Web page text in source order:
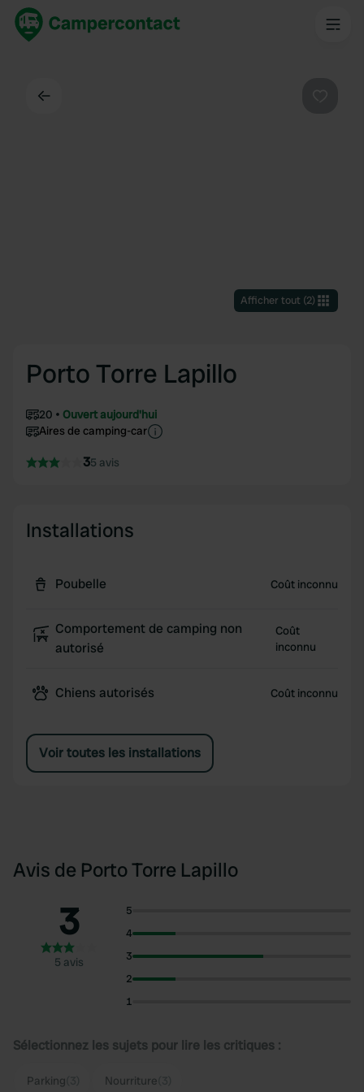
Afficher tout(2)
Porto Torre Lapillo
20
Ouvert aujourd'hui
Aires de camping-car
35 avis
Installations
Poubelle Coût inconnu
Comportement de camping non
autorisé
Coût
inconnu
Chiens autorisés Coût inconnu
Voir toutes les installations
Avis de Porto Torre Lapillo
3
5 avis
5
4
3
2
1
Sélectionnez les sujets pour lire les critiques :
Parking Nourriture